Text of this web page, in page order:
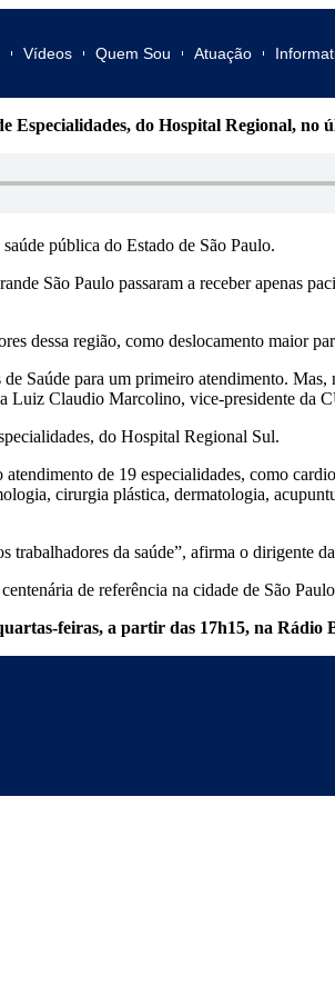
Vídeos Quem Sou Atuação
do Hospital Regional, no
pública do Estado de São Paulo.
São Paulo passaram a receber apenas
dessa região, como deslocamento maior
Saúde para um primeiro atendimento.
Luiz Claudio Marcolino, vice-presidente da
do Hospital Regional Sul.
de 19 especialidades, como
cirurgia plástica, dermatologia,
trabalhadores da saúde”, afirma o dirigente
de referência na cidade de São
feiras, a partir das 17h15, na